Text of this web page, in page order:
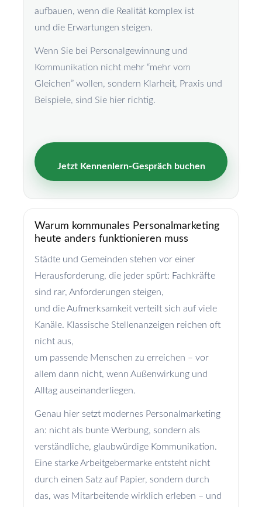
aufbauen, wenn die Realität komplex ist
und die Erwartungen steigen.
Wenn Sie bei Personalgewinnung und
Kommunikation nicht mehr “mehr vom
Gleichen” wollen, sondern Klarheit, Praxis und
Beispiele, sind Sie hier richtig.
Jetzt Kennenlern-Gespräch buchen
Warum kommunales Personalmarketing
heute anders funktionieren muss
Städte und Gemeinden stehen vor einer
Herausforderung, die jeder spürt: Fachkräfte
sind rar, Anforderungen steigen,
und die Aufmerksamkeit verteilt sich auf viele
Kanäle. Klassische Stellenanzeigen reichen oft
nicht aus,
um passende Menschen zu erreichen – vor
allem dann nicht, wenn Außenwirkung und
Alltag auseinanderliegen.
Genau hier setzt modernes Personalmarketing
an: nicht als bunte Werbung, sondern als
verständliche, glaubwürdige Kommunikation.
Eine starke Arbeitgebermarke entsteht nicht
durch einen Satz auf Papier, sondern durch
das, was Mitarbeitende wirklich erleben – und